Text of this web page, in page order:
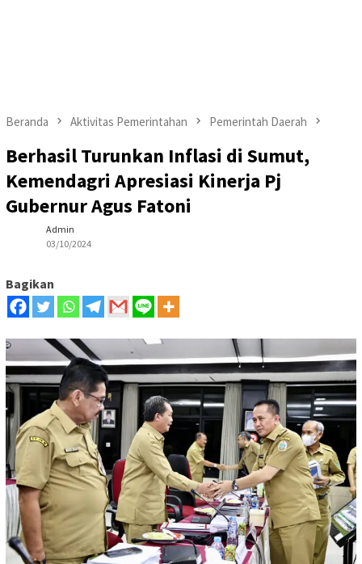
Beranda Aktivitas Pemerintahan Pemerintah Daerah
Berhasil Turunkan Inflasi di Sumut,
Kemendagri Apresiasi Kinerja Pj
Gubernur Agus Fatoni
Admin
03/10/2024
Bagikan